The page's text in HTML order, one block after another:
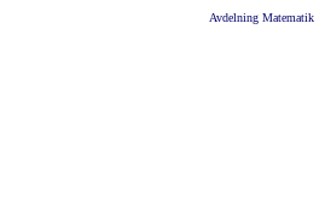
Avdelning Matematik